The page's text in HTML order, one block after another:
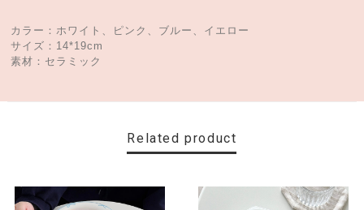
カラー：ホワイト、ピンク、ブルー、イエロー
サイズ：14*19cm
素材：セラミック
Related product